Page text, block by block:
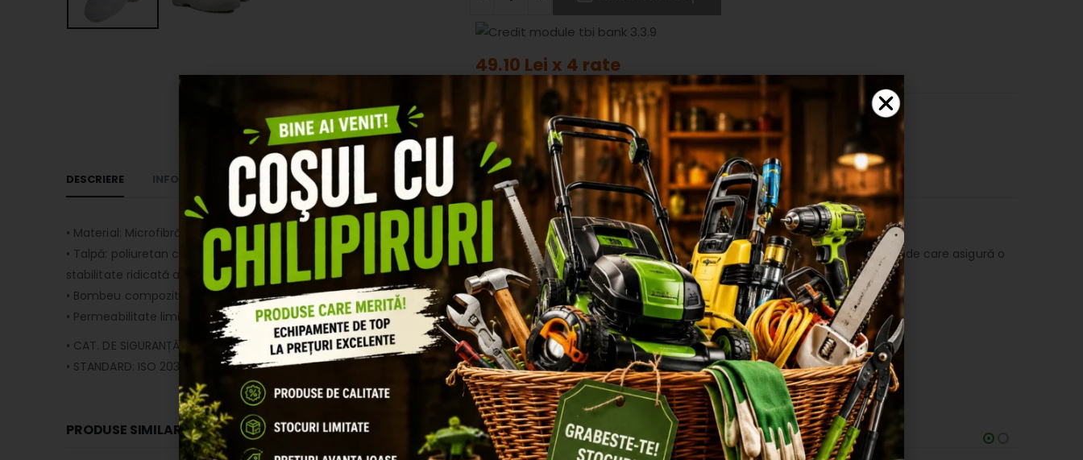
49.10 Lei x 4 rate
ADAUGA IN WISHLIST
DESCRIERE INFORMAȚII SUPLIMENTARE RECENZII (0)
• Material: Microfibră respirabilă. Captușeală: Mesh 2D Air-Fresh. Branț detașabil, antibacterian.
• Talpă: poliuretan cu dublă densitate. Proprietăți anti-alunecare (pe suprafețe din oțel și ceramică), rezistență la uleiuri, nervuri protectoare profunde care asigură o
stabilitate ridicată a încălțămintei.
• Bombeu compozit. Proprietăți antistatice și partea călcâiului înaltă. Absorb șocurile la nivelul călcâielor.
• Permeabilitate limitată
• CAT. DE SIGURANȚĂ: S1 SRC
• STANDARD: ISO 20345: 2011
PRODUSE SIMILARE